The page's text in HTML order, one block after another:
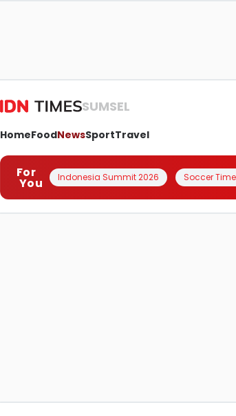
SUMSEL
HomeFoodNewsSportTravel
For
You Indonesia Summit 2026 Soccer